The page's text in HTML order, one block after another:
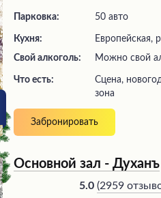
Парковка: 50 авто
Кухня:
Европейская,
Свой алкоголь:
Можно свой
Что есть:
сцена, новогоднее меню, велком
зона
Забронировать
Основной зал - Духанъ
5.0 (2959